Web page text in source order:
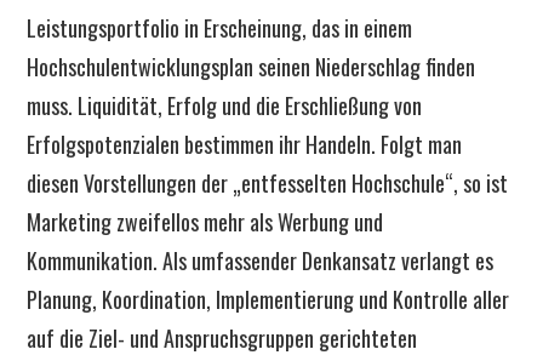
Leistungsportfolio in Erscheinung, das in einem
Hochschulentwicklungsplan seinen Niederschlag finden
muss. Liquidität, Erfolg und die Erschließung von
Erfolgspotenzialen bestimmen ihr Handeln. Folgt man
diesen Vorstellungen der „entfesselten Hochschule“, so ist
Marketing zweifellos mehr als Werbung und
Kommunikation. Als umfassender Denkansatz verlangt es
Planung, Koordination, Implementierung und Kontrolle aller
auf die Ziel- und Anspruchsgruppen gerichteten